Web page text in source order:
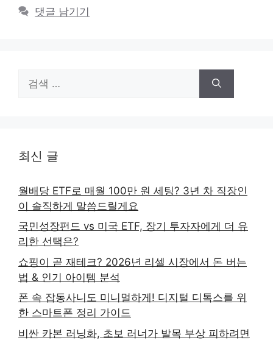
댓글 남기기
색:
최신 글
월배당 ETF로 매월 100만 원 세팅? 3년 차 직장인
이 솔직하게 말씀드릴게요
국민성장펀드 vs 미국 ETF, 장기 투자자에게 더 유
리한 선택은?
쇼핑이 곧 재테크? 2026년 리셀 시장에서 돈 버는
법 & 인기 아이템 분석
폰 속 잡동사니도 미니멀하게! 디지털 디톡스를 위
한 스마트폰 정리 가이드
비싼 카본 러닝화, 초보 러너가 발목 부상 피하려면